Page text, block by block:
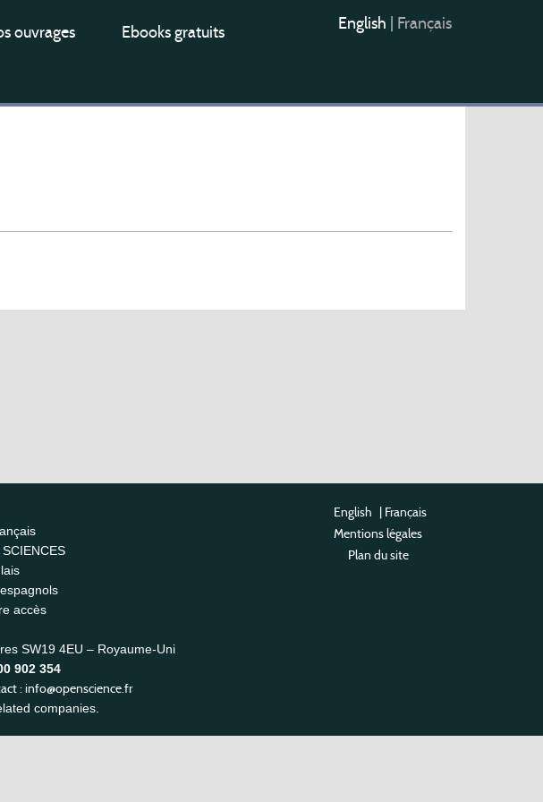
ouvrages Ebooks gratuits English Français
accès
SW19 4EU – Royaume-Uni
902 354
: info@openscience.fr
companies.
English | Français
Mentions légales
Plan du site